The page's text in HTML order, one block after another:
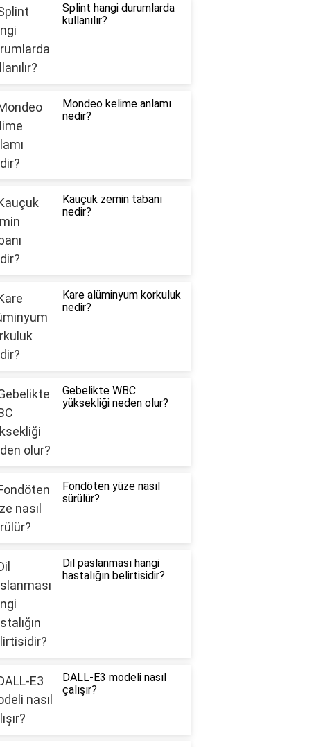
Splint hangi durumlarda
kullanılır?
Mondeo kelime anlamı
nedir?
Kauçuk zemin tabanı
nedir?
Kare alüminyum korkuluk
nedir?
Gebelikte WBC
yüksekliği neden olur?
Fondöten yüze nasıl
sürülür?
Dil paslanması hangi
hastalığın belirtisidir?
DALL-E3 modeli nasıl
çalışır?